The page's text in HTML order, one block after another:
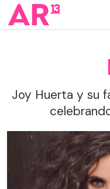
Joy Huerta y su